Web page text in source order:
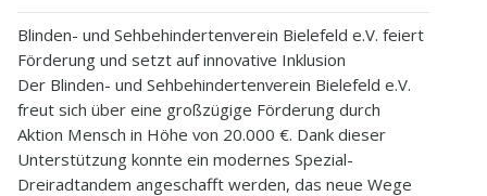
Blinden- und Sehbehindertenverein Bielefeld e.V. feiert
Förderung und setzt auf innovative Inklusion
Der Blinden- und Sehbehindertenverein Bielefeld e.V.
freut sich über eine großzügige Förderung durch
Aktion Mensch in Höhe von 20.000 €. Dank dieser
Unterstützung konnte ein modernes Spezial-
Dreiradtandem angeschafft werden, das neue Wege